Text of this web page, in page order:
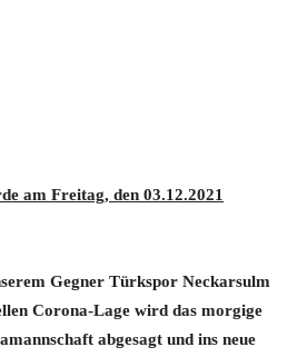
am Freitag, den 03.12.2021
Gegner Türkspor Neckarsulm
Corona-Lage wird das morgige
abgesagt und ins neue